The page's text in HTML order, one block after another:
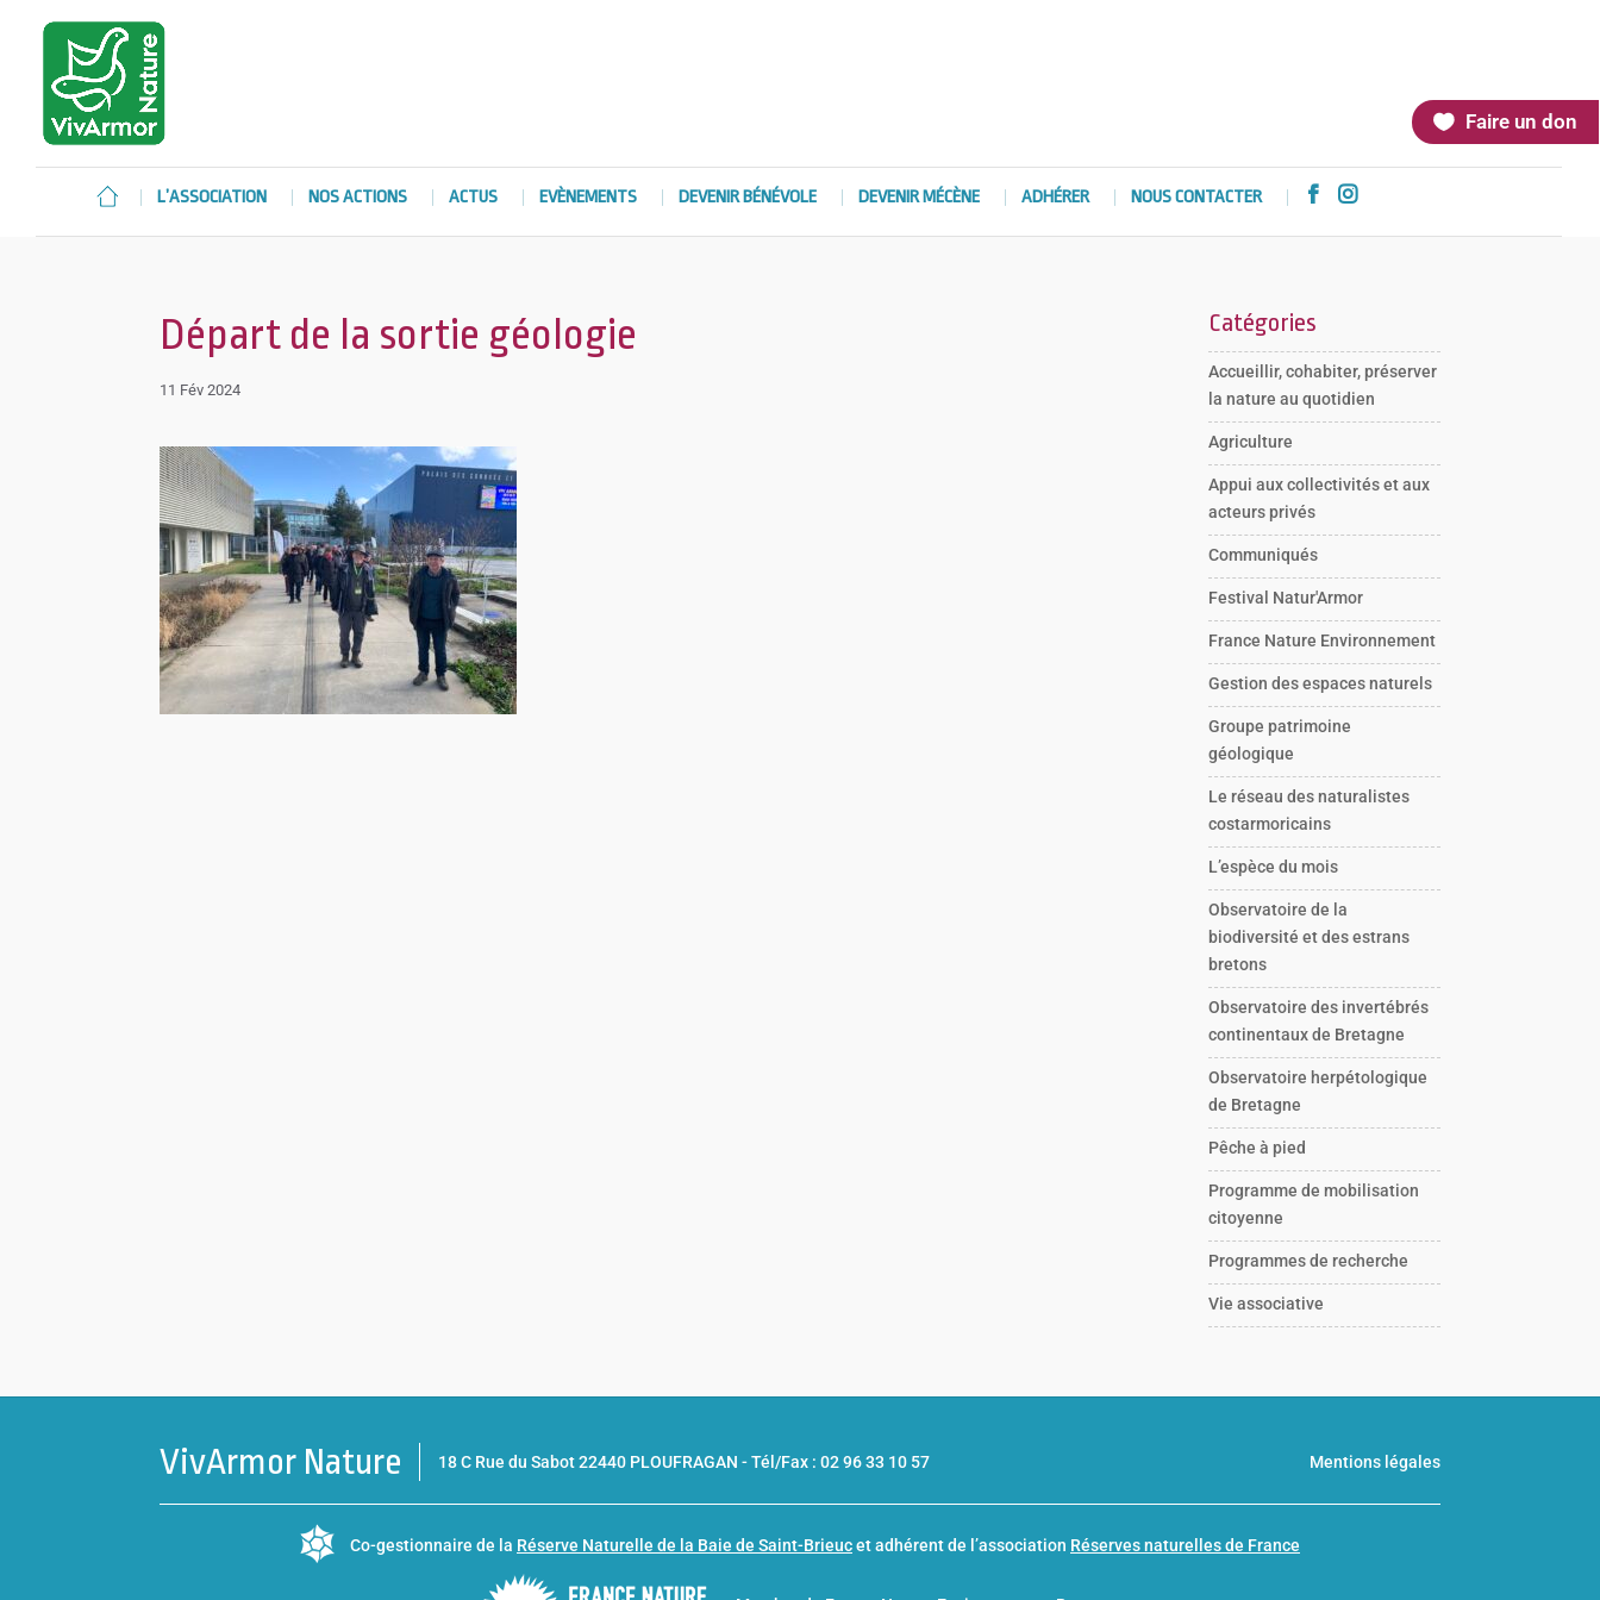
Faire un don
L’ASSOCIATION NOS ACTIONS ACTUS EVÈNEMENTS DEVENIR BÉNÉVOLE DEVENIR MÉCÈNE ADHÉRER NOUS CONTACTER  
Départ de la sortie géologie
11 Fév 2024
Catégories
Accueillir, cohabiter, préserver
la nature au quotidien
Agriculture
Appui aux collectivités et aux
acteurs privés
Communiqués
Festival Natur'Armor
France Nature Environnement
Gestion des espaces naturels
Groupe patrimoine
géologique
Le réseau des naturalistes
costarmoricains
L’espèce du mois
Observatoire de la
biodiversité et des estrans
bretons
Observatoire des invertébrés
continentaux de Bretagne
Observatoire herpétologique
de Bretagne
Pêche à pied
Programme de mobilisation
citoyenne
Programmes de recherche
Vie associative
VivArmor Nature 18 C Rue du Sabot 22440 PLOUFRAGAN -Tél/Fax : 02 96 33 10 57 Mentions légales
Co-gestionnaire de la Réserve Naturelle de la Baie de Saint-Brieucet adhérent de l’association Réserves naturelles de France